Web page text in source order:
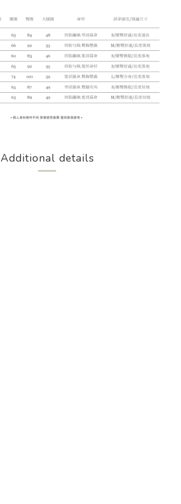
Additional details